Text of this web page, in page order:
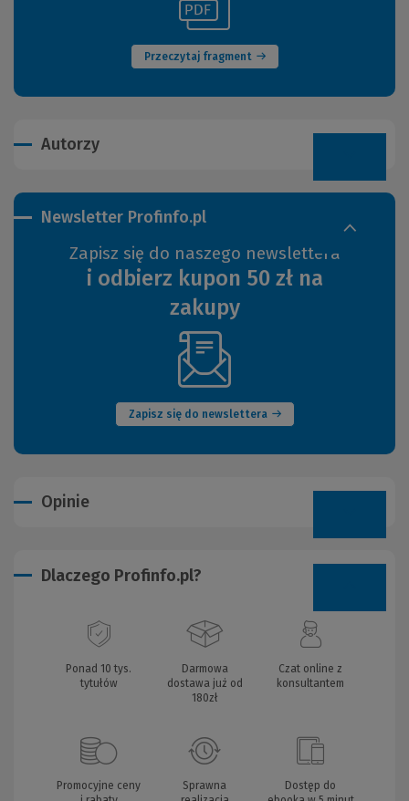
Przeczytaj fragment
(Nowe
okno)
innej
strony)
Autorzy
Newsletter Profinfo.pl
Zapisz się do naszego newslettera
i odbierz kupon 50 zł na
zakupy
Zapisz się do newslettera
(Nowe
okno)
Opinie
Dlaczego Profinfo.pl?
Ponad 10 tys.
tytułów
Darmowa
dostawa już od
180zł
Czat online z
konsultantem
Promocyjne ceny
Sprawna
Dostęp do